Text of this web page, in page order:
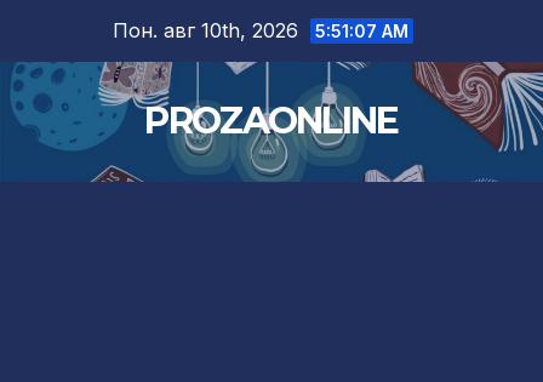
content
Пон. авг 10th, 2026 5:51:08 AM
PROZAONLINE